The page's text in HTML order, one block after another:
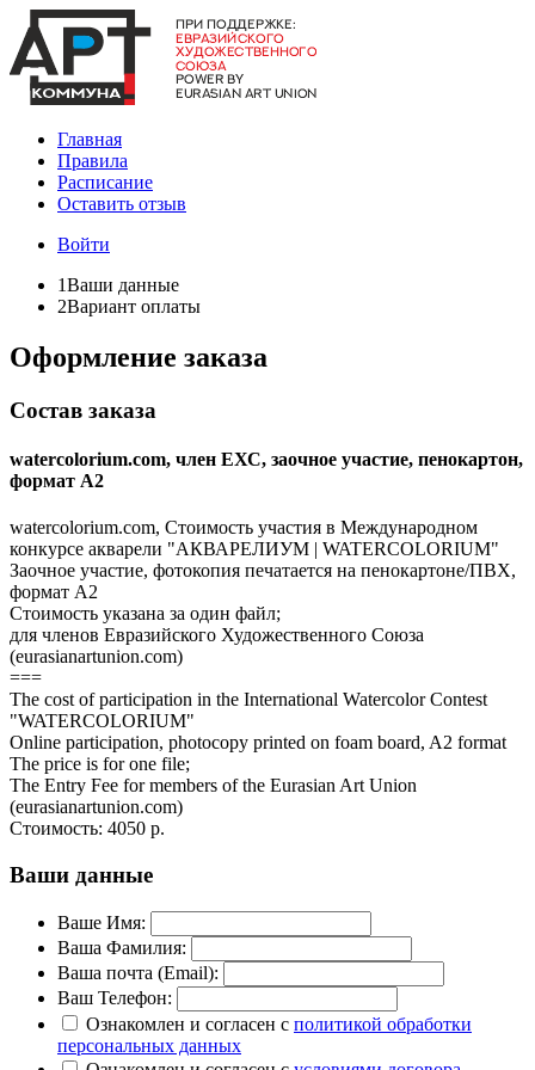
Главная
Правила
Расписание
Оставить отзыв
Войти
1Ваши данные
2Вариант оплаты
Оформление заказа
Состав заказа
watercolorium.com, член ЕХС, заочное участие, пенокартон,
формат А2
watercolorium.com, Стоимость участия в Международном
конкурсе акварели "АКВАРЕЛИУМ | WATERCOLORIUM"
Заочное участие, фотокопия печатается на пенокартоне/ПВХ,
формат А2
Стоимость указана за один файл;
для членов Евразийского Художественного Союза
(eurasianartunion.com)
===
The cost of participation in the International Watercolor Contest
"WATERCOLORIUM"
Online participation, photocopy printed on foam board, A2 format
The price is for one file;
The Entry Fee for members of the Eurasian Art Union
(eurasianartunion.com)
Стоимость: 4050 р.
Ваши данные
Ваше Имя:
Ваша Фамилия:
Ваша почта (Email):
Ваш Телефон:
Ознакомлен и согласен с политикой обработки
персональных данных